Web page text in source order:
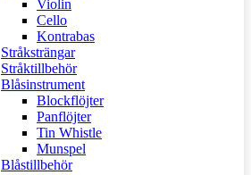
Violin
Cello
Kontrabas
Stråksträngar
Stråktillbehör
Blåsinstrument
Blockflöjter
Panflöjter
Tin Whistle
Munspel
Blåstillbehör